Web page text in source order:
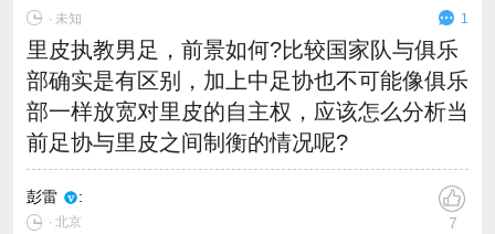
∙ 未知 1
里皮执教男足，前景如何?比较国家队与俱乐
部确实是有区别，加上中足协也不可能像俱乐
部一样放宽对里皮的自主权，应该怎么分析当
前足协与里皮之间制衡的情况呢?
彭雷 :
∙ 北京 7